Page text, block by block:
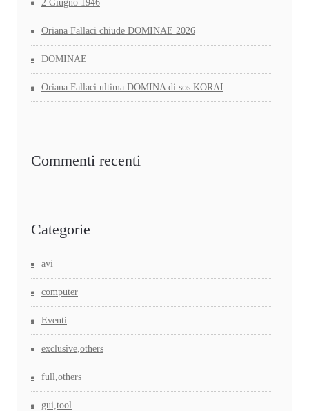
2 Giugno 1946
Oriana Fallaci chiude DOMINAE 2026
DOMINAE
Oriana Fallaci ultima DOMINA di sos KORAI
Commenti recenti
Categorie
avi
computer
Eventi
exclusive,others
full,others
gui,tool